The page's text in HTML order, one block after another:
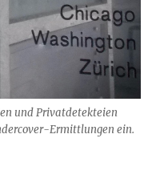
und Privatdetekteien
Ermittlungen ein.